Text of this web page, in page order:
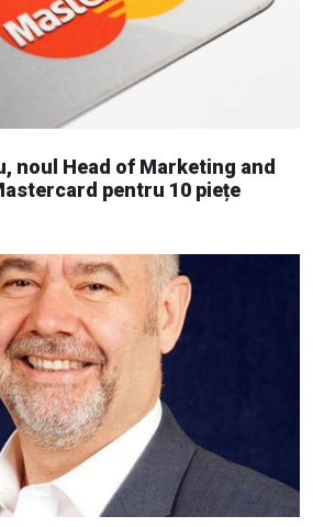
noul Head of Marketing and
pentru 10 piețe